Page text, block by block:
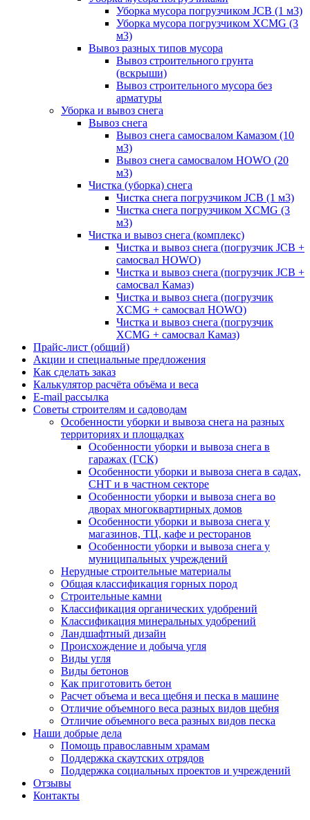
Уборка мусора погрузчиком JCB (1 м3)
Уборка мусора погрузчиком XCMG (3
м3)
Вывоз разных типов мусора
Вывоз строительного грунта
(вскрыши)
Вывоз строительного мусора без
арматуры
Уборка и вывоз снега
Вывоз снега
Вывоз снега самосвалом Камазом (10
м3)
Вывоз снега самосвалом HOWO (20
м3)
Чистка (уборка) снега
Чистка снега погрузчиком JCB (1 м3)
Чистка снега погрузчиком XCMG (3
м3)
Чистка и вывоз снега (комплекс)
Чистка и вывоз снега (погрузчик JCB +
самосвал HOWO)
Чистка и вывоз снега (погрузчик JCB +
самосвал Камаз)
Чистка и вывоз снега (погрузчик
XCMG + самосвал HOWO)
Чистка и вывоз снега (погрузчик
XCMG + самосвал Камаз)
Прайс-лист (общий)
Акции и специальные предложения
Как сделать заказ
Калькулятор расчёта объёма и веса
E-mail рассылка
Советы строителям и садоводам
Особенности уборки и вывоза снега на разных
территориях и площадках
Особенности уборки и вывоза снега в
гаражах (ГСК)
Особенности уборки и вывоза снега в садах,
СНТ и в частном секторе
Особенности уборки и вывоза снега во
дворах многоквартирных домов
Особенности уборки и вывоза снега у
магазинов, ТЦ, кафе и ресторанов
Особенности уборки и вывоза снега у
муниципальных учреждений
Нерудные строительные материалы
Общая классификация горных пород
Строительные камни
Классификация органических удобрений
Классификация минеральных удобрений
Ландшафтный дизайн
Происхождение и добыча угля
Виды угля
Виды бетонов
Как приготовить бетон
Расчет объема и веса щебня и песка в машине
Отличие объемного веса разных видов щебня
Отличие объемного веса разных видов песка
Наши добрые дела
Помощь православным храмам
Поддержка скаутских отрядов
Поддержка социальных проектов и учреждений
Отзывы
Контакты